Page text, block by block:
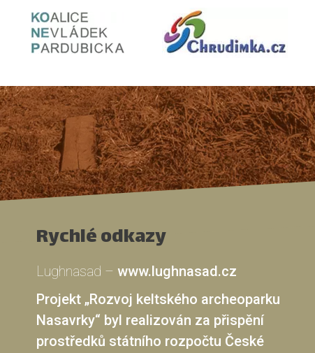
Rychlé odkazy
Lughnasad – www.lughnasad.cz
Projekt „Rozvoj keltského archeoparku
Nasavrky“ byl realizován za přispění
prostředků státního rozpočtu České